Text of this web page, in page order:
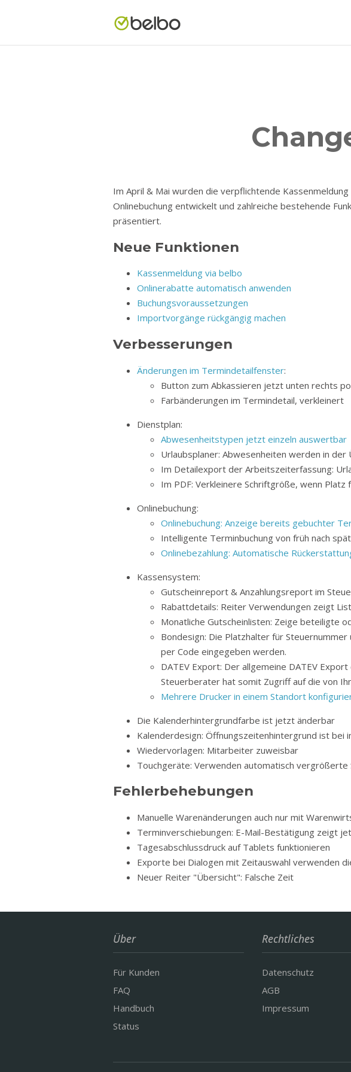
Im April & Mai wurden die verpflichtende
Onlinebuchung entwickelt und zahlreiche bestehende
präsentiert.
Neue Funktionen
Kassenmeldung via belbo
Onlinerabatte automatisch anwenden
Buchungsvoraussetzungen
Importvorgänge rückgängig machen
Verbesserungen
Änderungen im Termindetailfenster:
Button zum Abkassieren jetzt unten rechts
Farbänderungen im Termindetail, verkleinert
Dienstplan:
Abwesenheitstypen jetzt einzeln auswertbar
Urlaubsplaner: Abwesenheiten werden in
Im Detailexport der Arbeitszeiterfassung:
Im PDF: Verkleinere Schriftgröße, wenn
Onlinebuchung:
Onlinebuchung: Anzeige bereits gebuchter
Intelligente Terminbuchung von früh nach
Onlinebezahlung: Automatische
Kassensystem:
Gutscheinreport & Anzahlungsreport im
Rabattdetails: Reiter Verwendungen zeigt
Monatliche Gutscheinlisten: Zeige beteiligte
Bondesign: Die Platzhalter für
per Code eingegeben werden.
DATEV Export: Der allgemeine DATEV
Steuerberater hat somit Zugriff auf die von
Mehrere Drucker in einem Standort
Die Kalenderhintergrundfarbe ist jetzt änderbar
Kalenderdesign: Öffnungszeitenhintergrund ist bei
Wiedervorlagen: Mitarbeiter zuweisbar
Touchgeräte: Verwenden automatisch
Fehlerbehebungen
Manuelle Warenänderungen auch nur mit
Terminverschiebungen: E-Mail-Bestätigung zeigt
Tagesabschlussdruck auf Tablets funktionieren
Exporte bei Dialogen mit Zeitauswahl verwenden
Neuer Reiter "Übersicht": Falsche Zeit
Über
Für Kunden
FAQ
Handbuch
Status
Rechtliches
Datenschutz
AGB
Impressum